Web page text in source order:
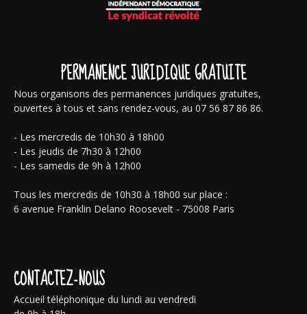
PERMANENCE JURIDIQUE GRATUITE
Nous organisons des permanences juridiques gratuites,
ouvertes à tous et sans rendez-vous, au 07 56 87 86 86.
- Les mercredis de 10h30 à 18h00
- Les jeudis de 7h30 à 12h00
- Les samedis de 9h à 12h00
Tous les mercredis de 10h30 à 18h00 sur place :
6 avenue Franklin Delano Roosevelt - 75008 Paris
CONTACTEZ-NOUS
Accueil téléphonique du lundi au vendredi